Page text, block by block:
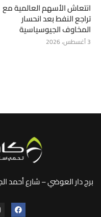
انتعاش الأسهم العالمية مع
تراجع النفط بعد انحسار
المخاوف الجيوسياسية
3 أغسطس، 2026
برج دار العوضي – شارع أحمد